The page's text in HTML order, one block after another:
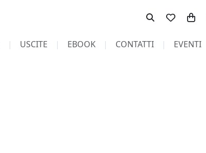
USCITE EBOOK CONTATTI EVENTI